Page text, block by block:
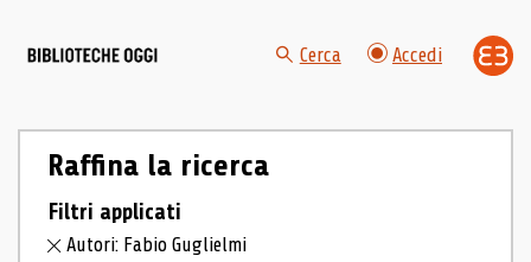
Cerca Accedi
Raffina la ricerca
Filtri applicati
Autori: Fabio Guglielmi